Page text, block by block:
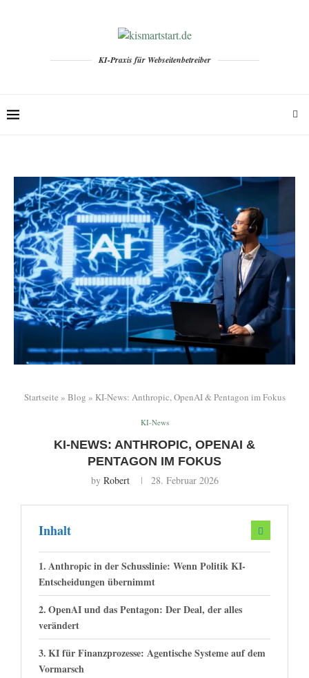
KI-Praxis für Webseitenbetreiber
Startseite » Blog » KI-News: Anthropic, OpenAI & Pentagon im Fokus
KI-News
KI-NEWS: ANTHROPIC, OPENAI &
PENTAGON IM FOKUS
by Robert 28. Februar 2026
Inhalt
Anthropic in der Schusslinie: Wenn Politik KI-
Entscheidungen übernimmt
OpenAI und das Pentagon: Der Deal, der alles
verändert
KI für Finanzprozesse: Agentische Systeme auf dem
Vormarsch